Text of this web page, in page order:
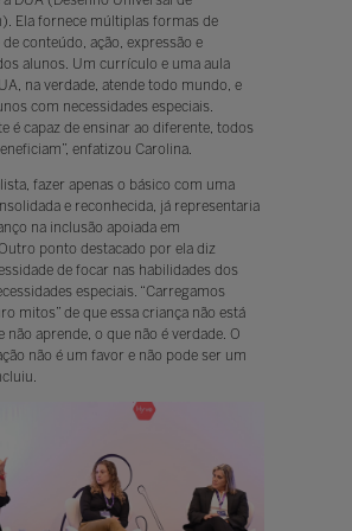
Ela fornece múltiplas formas de
conteúdo, ação, expressão e
alunos. Um currículo e uma aula
na verdade, atende todo mundo, e
com necessidades especiais.
é capaz de ensinar ao diferente, todos
enfatizou Carolina.
fazer apenas o básico com uma
e reconhecida, já representaria
na inclusão apoiada em
ponto destacado por ela diz
de focar nas habilidades dos
especiais. “Carregamos
mitos” de que essa criança não está
não aprende, o que não é verdade. O
não é um favor e não pode ser um